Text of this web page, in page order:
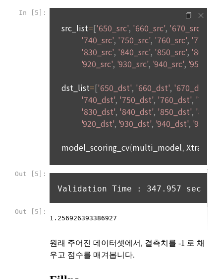
한 신청으로 간주한다.
3. 제2항 신청에 있어 "회사"는 "회원"의 종류에 따라 전문기관을
통한 실명확인 및 본인인증을 요청할 수 있다. "회원"은 본인인
증에 필요한 이름, 생년월일, 연락처 등을 제공하여야 한다.
4. 페이스북 등 외부서비스와의 연동을 통해 이용계약을 신청할
사”가 “회원”의 외부 서비스 계정 정보 접근 및 활용에 “동의” 또
는 “확인”버튼을 누르면 “회사”가 웹 상의 안내 및 전자메일로
“회원”에게 통지함으로써 이용계약이 성립된다.
5. “회원”은 이용계약 성립 후, 당사의 동의 없이 임의로 회원 ID
6. 약관 및 실정법 위반 시 “회원”의 서비스 이용 제약이 생길 수
제 6 조 (개인정보)
1. “개인회원” 및 “인재회원”의 개인정보보호에 관해서는 관련법
령 및 본 약관에서 정한 바에 의한다.
원” 및 “인재회원”이 “서비스”를 이용하며 제공·생산한 정보를
수집할 수 있다.
6) 서비스 이용과정이나 사업처리 과정에서 자동 수집되는 항목
IP Address, 쿠키, 방문일시, 서비스 이용 기록, 불량 이용 기록,
나. 개인정보 수집방법
1) 회원가입 및 서비스 이용 과정에서 이용자가 개인정보 수집
에 대해 동의를 하고 직접 정보를 입력하는 경우, 해당 개인정보
2) 데이콘 인재풀 등록, 기업 요금 정산, 이벤트 응모, 고객센터
3) 운영자를 통한 문의 과정에서 웹페이지, 메일, 팩스, 전화 등
을 통해 이용자의 개인정보가 수집
을 통해 개인정보가 수집
5) 데이콘과 제휴한 외부 기업이나 단체로부터 개인정보를 제공